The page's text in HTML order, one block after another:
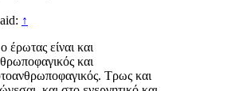
↑
έρωτας είναι και
και
Τρως και